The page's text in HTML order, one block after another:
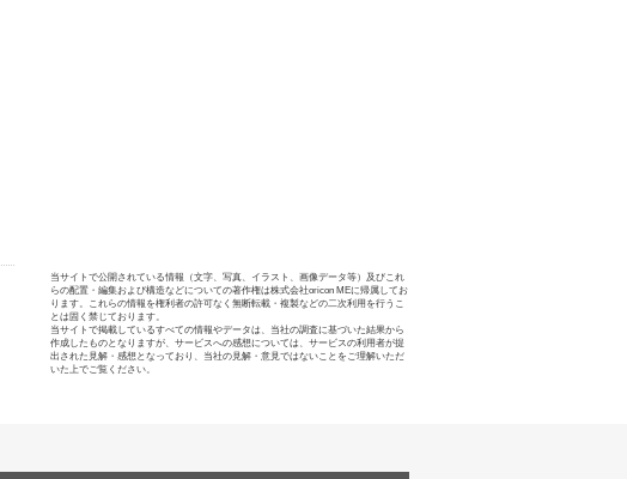
当サイトで公開されている情報（文字、写真、イラスト、画像データ等）及びこれ
らの配置・編集および構造などについての著作権は株式会社oricon MEに帰属してお
ります。これらの情報を権利者の許可なく無断転載・複製などの二次利用を行うこ
とは固く禁じております。
当サイトで掲載しているすべての情報やデータは、当社の調査に基づいた結果から
作成したものとなりますが、サービスへの感想については、サービスの利用者が提
出された見解・感想となっており、当社の見解・意見ではないことをご理解いただ
いた上でご覧ください。